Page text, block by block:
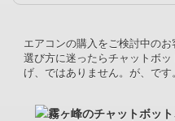
エアコンの購入をご検討中のお
選び方に迷ったらチャットボッ
げ、ではありません。が、です